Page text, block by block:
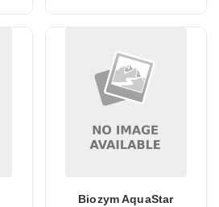
Biozym AquaStar